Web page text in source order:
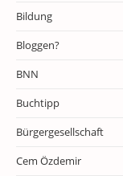
Bildung
Bloggen?
BNN
Buchtipp
Bürgergesellschaft
Cem Özdemir